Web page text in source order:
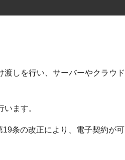
しを行い、サーバーやクラウド
います。
条の改正により、電子契約が可